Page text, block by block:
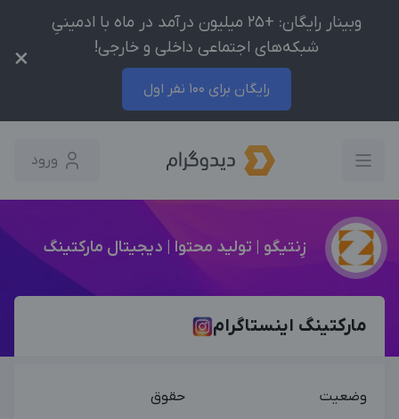
وبینار رایگان: +25 میلیون درآمد در ماه با ادمینیِ
شبکه‌های اجتماعی داخلی و خارجی!
رایگان برای 100 نفر اول
×
ورود
زِنتیگو | تولید محتوا | دیجیتال مارکتینگ
مارکتینگ اینستاگرام
وضعیت
حقوق